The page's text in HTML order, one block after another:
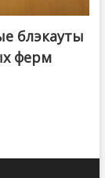
блэкауты
ферм